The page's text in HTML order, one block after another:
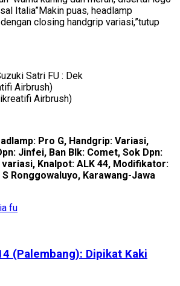
Italia”Makin puas, headlamp
closing handgrip variasi,”tutup
Airbrush)
Pro G, Handgrip: Variasi,
Jinfei, Ban Blk: Comet, Sok Dpn:
Knalpot: ALK 44, Modifikator:
Ronggowaluyo, Karawang-Jawa
fu
(Palembang): Dipikat Kaki